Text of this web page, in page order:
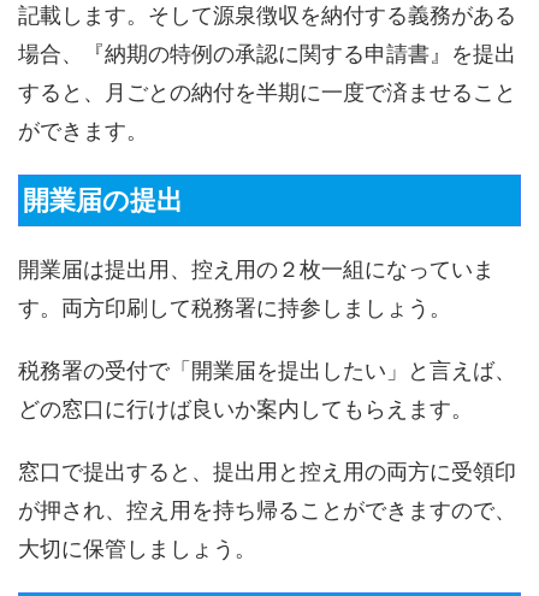
記載します。そして源泉徴収を納付する義務がある
場合、『納期の特例の承認に関する申請書』を提出
すると、月ごとの納付を半期に一度で済ませること
ができます。
開業届の提出
開業届は提出用、控え用の２枚一組になっていま
す。両方印刷して税務署に持参しましょう。
税務署の受付で「開業届を提出したい」と言えば、
どの窓口に行けば良いか案内してもらえます。
窓口で提出すると、提出用と控え用の両方に受領印
が押され、控え用を持ち帰ることができますので、
大切に保管しましょう。